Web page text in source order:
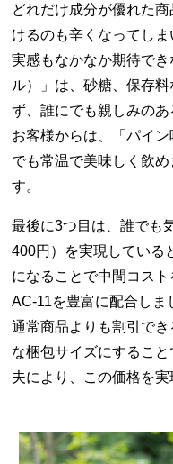
どれだけ成分が優れた
けるのも辛くなってし
実感もなかなか期待で
ル）」は、砂糖、保存
ず、誰にでも親しみのあ
お客様からは、「パイ
でも常温で美味しく飲
す。
最後に3つ目は、誰でも
400円）を実現している
になることで中間コスト
AC-11を豊富に配合し
通常商品よりも割引で
な梱包サイズにするこ
夫により、この価格を実